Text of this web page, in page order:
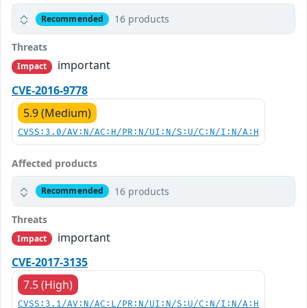
Recommended 16 products
Threats
Impact
important
CVE-2016-9778
5.9 (Medium)
CVSS:3.0/AV:N/AC:H/PR:N/UI:N/S:U/C:N/I:N/A:H
Affected products
Recommended 16 products
Threats
Impact
important
CVE-2017-3135
7.5 (High)
CVSS:3.1/AV:N/AC:L/PR:N/UI:N/S:U/C:N/I:N/A:H